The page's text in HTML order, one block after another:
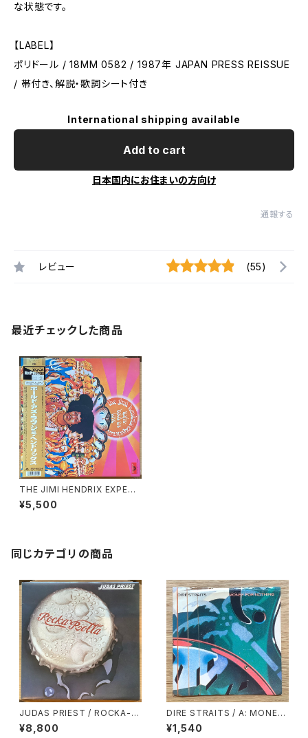
な状態です。
【LABEL】
ポリドール / 18MM 0582 / 1987年 JAPAN PRESS REISSUE
/ 帯付き、解説・歌詞シート付き
International shipping available
Add to cart
日本国内にお住まいの方向け
通報する
レビュー (55)
最近チェックした商品
THE JIMI HENDRIX EXPERI
ENCE / AXIS: BOLD AS LOV
E
¥5,500
同じカテゴリの商品
JUDAS PRIEST / ROCKA-R
OLLA
¥8,800
DIRE STRAITS / A: MONEY
FOR NOTHING / B: LOVE O
VER GOLD (LIVE)
¥1,540